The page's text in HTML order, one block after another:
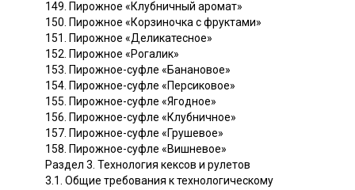
149. Пирожное «Клубничный аромат»
150. Пирожное «Корзиночка с фруктами»
151. Пирожное «Деликатесное»
152. Пирожное «Рогалик»
153. Пирожное-суфле «Банановое»
154. Пирожное-суфле «Персиковое»
155. Пирожное-суфле «Ягодное»
156. Пирожное-суфле «Клубничное»
157. Пирожное-суфле «Грушевое»
158. Пирожное-суфле «Вишневое»
Раздел 3. Технология кексов и рулетов
3.1. Общие требования к технологическому